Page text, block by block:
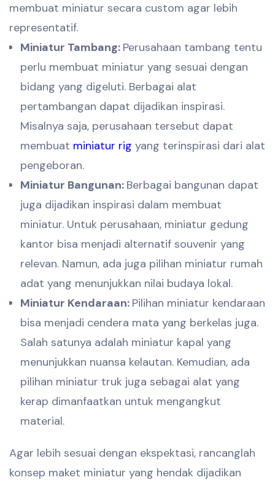
membuat miniatur secara custom agar lebih
representatif.
Miniatur Tambang: Perusahaan tambang tentu
perlu membuat miniatur yang sesuai dengan
bidang yang digeluti. Berbagai alat
pertambangan dapat dijadikan inspirasi.
Misalnya saja, perusahaan tersebut dapat
membuat miniatur rig yang terinspirasi dari alat
pengeboran.
Miniatur Bangunan: Berbagai bangunan dapat
juga dijadikan inspirasi dalam membuat
miniatur. Untuk perusahaan, miniatur gedung
kantor bisa menjadi alternatif souvenir yang
relevan. Namun, ada juga pilihan miniatur rumah
adat yang menunjukkan nilai budaya lokal.
Miniatur Kendaraan: Pilihan miniatur kendaraan
bisa menjadi cendera mata yang berkelas juga.
Salah satunya adalah miniatur kapal yang
menunjukkan nuansa kelautan. Kemudian, ada
pilihan miniatur truk juga sebagai alat yang
kerap dimanfaatkan untuk mengangkut
material.
Agar lebih sesuai dengan ekspektasi, rancanglah
konsep maket miniatur yang hendak dijadikan